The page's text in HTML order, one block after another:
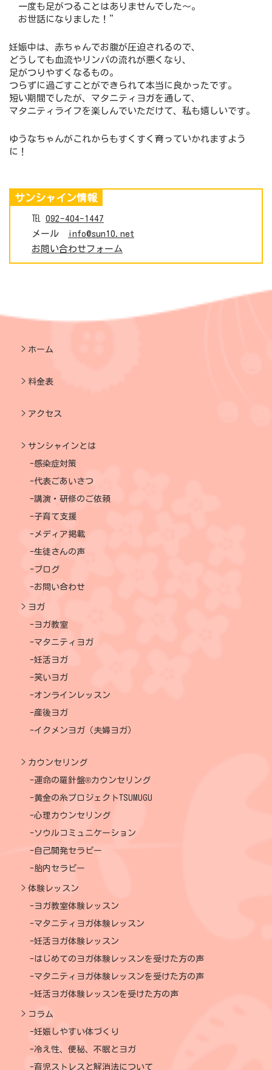
一度も足がつることはありませんでした～。
お世話になりました！”
妊娠中は、赤ちゃんでお腹が圧迫されるので、
どうしても血流やリンパの流れが悪くなり、
足がつりやすくなるもの。
つらずに過ごすことができられて本当に良かったです。
短い期間でしたが、マタニティヨガを通して、
マタニティライフを楽しんでいただけて、私も嬉しいです。
ゆうなちゃんがこれからもすくすく育っていかれますよう
に！
サンシャイン情報
℡ 092-404-1447
メール
info@sun10.net
お問い合わせフォーム
ホーム
料金表
アクセス
サンシャインとは
感染症対策
代表ごあいさつ
講演・研修のご依頼
子育て支援
メディア掲載
生徒さんの声
ブログ
お問い合わせ
ヨガ
ヨガ教室
マタニティヨガ
妊活ヨガ
笑いヨガ
オンラインレッスン
産後ヨガ
イクメンヨガ（夫婦ヨガ）
カウンセリング
運命の羅針盤®カウンセリング
黄金の糸プロジェクトTSUMUGU
心理カウンセリング
ソウルコミュニケーション
自己開発セラピー
胎内セラピー
体験レッスン
ヨガ教室体験レッスン
マタニティヨガ体験レッスン
妊活ヨガ体験レッスン
はじめてのヨガ体験レッスンを受けた方の声
マタニティヨガ体験レッスンを受けた方の声
妊活ヨガ体験レッスンを受けた方の声
コラム
妊娠しやすい体づくり
冷え性、便秘、不眠とヨガ
育児ストレスと解消法について